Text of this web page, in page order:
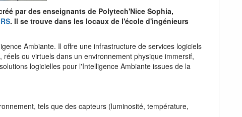
par des enseignants de Polytech'Nice Sophia,
. Il se trouve dans les locaux de l'école d'ingénieurs
Ambiante. Il offre une infrastructure de services logiciels
ou virtuels dans un environnement physique immersif,
logicielles pour l'Intelligence Ambiante issues de la
tels que des capteurs (luminosité, température,